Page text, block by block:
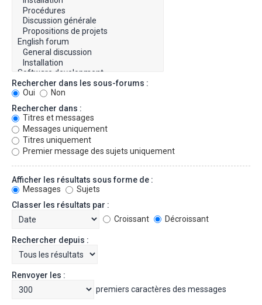
Rechercher dans les sous-forums :
Oui
Non
Rechercher dans :
Titres et messages
Messages uniquement
Titres uniquement
Premier message des sujets uniquement
Afficher les résultats sous forme de :
Messages
Sujets
Classer les résultats par :
Croissant
Décroissant
Rechercher depuis :
Renvoyer les :
premiers caractères des messages